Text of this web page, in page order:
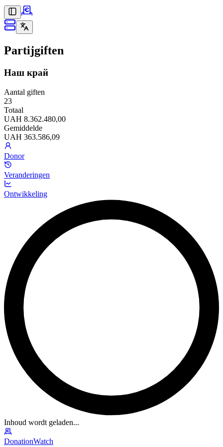
Partijgiften
Наш край
Aantal giften
23
Totaal
UAH 8.362.480,00
Gemiddelde
UAH 363.586,09
Donor
Veranderingen
Ontwikkeling
Inhoud wordt geladen...
DonationWatch